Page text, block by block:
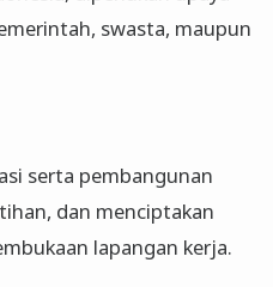
swasta, maupun
serta pembangunan
dan menciptakan
lapangan kerja.